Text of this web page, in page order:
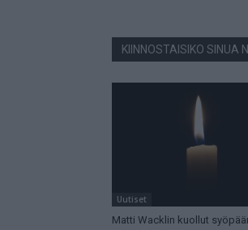
KIINNOSTAISIKO SINUA
Uutiset
Matti Wacklin kuollut